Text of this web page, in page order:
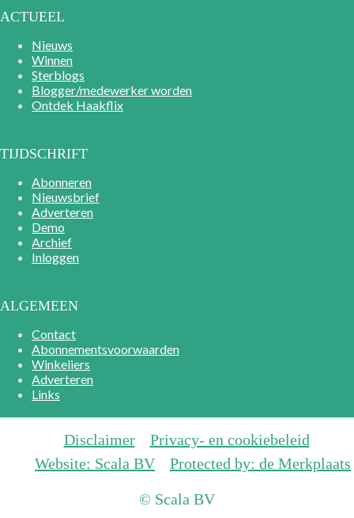
ACTUEEL
Nieuws
Winnen
Sterblogs
Blogger/medewerker worden
Ontdek Haakflix
TIJDSCHRIFT
Abonneren
Nieuwsbrief
Adverteren
Demo
Archief
Inloggen
ALGEMEEN
Contact
Abonnementsvoorwaarden
Winkeliers
Adverteren
Links
Disclaimer
Privacy- en cookiebeleid
Website: Scala BV
Protected by: de Merkplaats
© Scala BV